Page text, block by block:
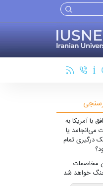
با آمریکا به
می‌انجامد یا
درگیری تمام
مخاصمات
خواهد شد